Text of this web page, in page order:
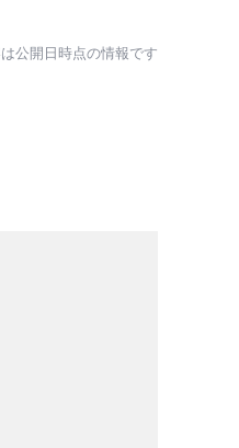
公開日時点の情報です